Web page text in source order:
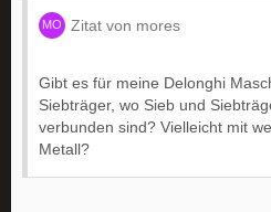
Zitat von mores
Gibt es für meine Delonghi
Siebträger, wo Sieb und
verbunden sind? Vielleicht mit
Metall?